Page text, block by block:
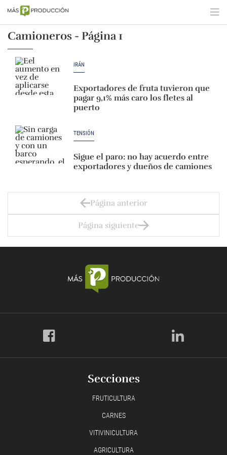
Camioneros - Página 1
IRÁN
Exportadores de fruta tuvieron que
pagar 9,1% más caro los fletes al
puerto
TENSIÓN
Sigue el paro: no hay acuerdo entre
exportadores y dueños de camiones
Página anterior
Página siguiente
Secciones
FRUTICULTURA
CARNES
VITIVINICULTURA
AGRICULTURA